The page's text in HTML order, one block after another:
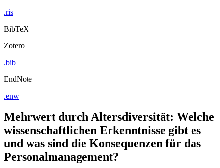
.ris
BibTeX
Zotero
.bib
EndNote
.enw
Mehrwert durch Altersdiversität: Welche
wissenschaftlichen Erkenntnisse gibt es
und was sind die Konsequenzen für das
Personalmanagement?